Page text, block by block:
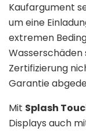
Kaufargument
um eine
extremen
Zertifizierung
Garantie
Mit Splash
Displays auch